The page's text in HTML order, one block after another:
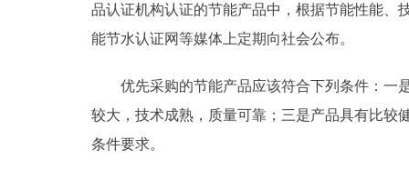
品认证机构认证的节能产品中，根据节能性能、
能节水认证网等媒体上定期向社会公布。
优先采购的节能产品应该符合下列条件：一是
较大，技术成熟，质量可靠；三是产品具有比较
条件要求。